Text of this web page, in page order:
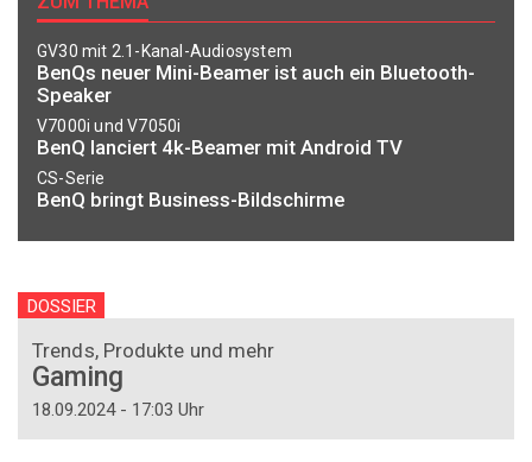
GV30 mit 2.1-Kanal-Audiosystem
BenQs neuer Mini-Beamer ist auch ein Bluetooth-
Speaker
V7000i und V7050i
BenQ lanciert 4k-Beamer mit Android TV
CS-Serie
BenQ bringt Business-Bildschirme
DOSSIER
Trends, Produkte und mehr
Gaming
18.09.2024 - 17:03 Uhr